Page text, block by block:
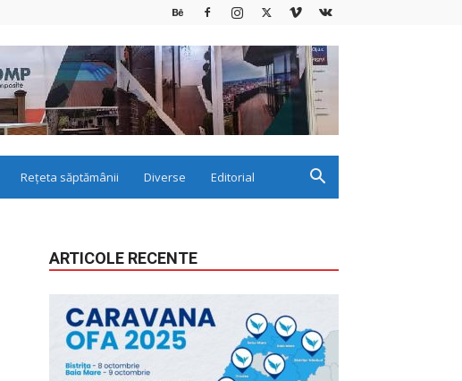
Rețeta săptămânii Diverse Editorial
ARTICOLE RECENTE